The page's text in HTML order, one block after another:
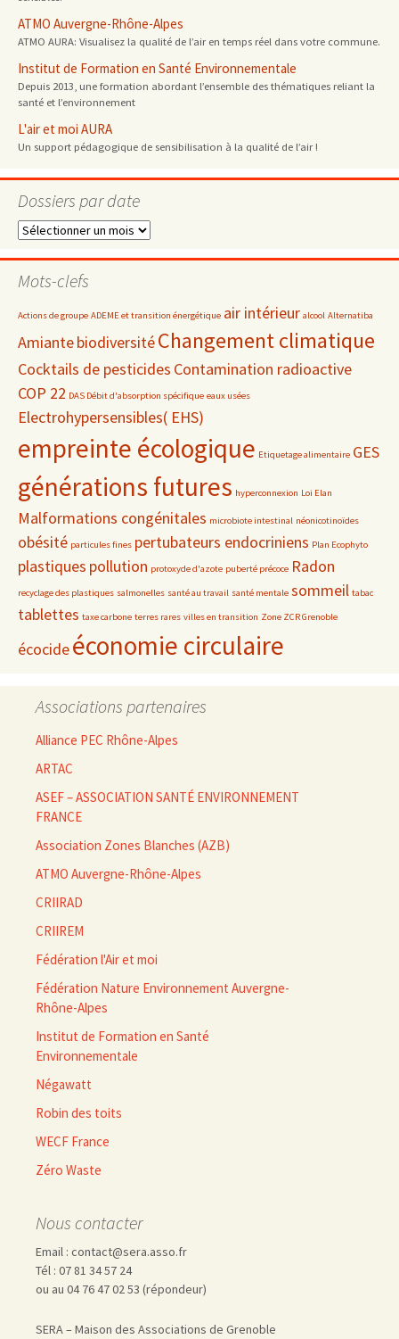
ATMO Auvergne-Rhône-Alpes
ATMO AURA: Visualisez la qualité de l’air en temps réel dans votre commune.
Institut de Formation en Santé Environnementale
Depuis 2013, une formation abordant l’ensemble des thématiques reliant la
santé et l’environnement
L'air et moi AURA
Un support pédagogique de sensibilisation à la qualité de l’air !
Dossiers par date
Dossiers
date
Mots-clefs
Actions de groupe ADEME et transition énergétique air intérieur alcool Alternatiba
AmiantebiodiversitéChangement climatique
Cocktails de pesticides Contamination radioactive
COP 22 DAS Débit d'absorption spécifique eaux usées
Electrohypersensibles( EHS)
empreinte écologique Etiquetage alimentaire GES
générations futures hyperconnexion Loi Elan
Malformations congénitales microbiote intestinal néonicotinoïdes
obésité particules fines pertubateurs endocriniens Plan Ecophyto
plastiques pollution protoxyde d'azote puberté précoce Radon
recyclage des plastiques salmonelles santé au travail santé mentale sommeil tabac
tablettes taxe carbone terres rares villes en transition Zone ZCR Grenoble
écocideéconomie circulaire
Associations partenaires
Alliance PEC Rhône-Alpes
ARTAC
ASEF – ASSOCIATION SANTÉ ENVIRONNEMENT
FRANCE
Association Zones Blanches (AZB)
ATMO Auvergne-Rhône-Alpes
CRIIRAD
CRIIREM
Fédération l'Air et moi
Fédération Nature Environnement Auvergne-
Rhône-Alpes
Institut de Formation en Santé
Environnementale
Négawatt
Robin des toits
WECF France
Zéro Waste
Nous contacter
Email : contact@sera.asso.fr
Tél : 07 81 34 57 24
ou au 04 76 47 02 53 (répondeur)
SERA – Maison des Associations de Grenoble